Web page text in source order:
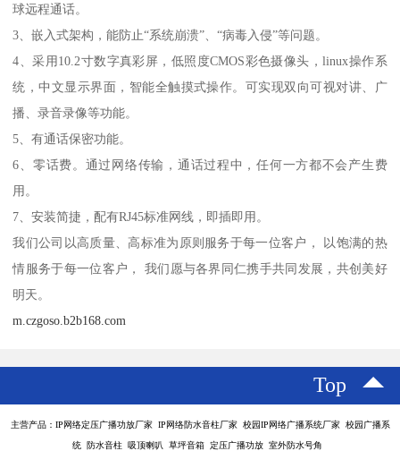
球远程通话。
3、嵌入式架构，能防止“系统崩溃”、“病毒入侵”等问题。
4、采用10.2寸数字真彩屏，低照度CMOS彩色摄像头，linux操作系
统，中文显示界面，智能全触摸式操作。可实现双向可视对讲、广
播、录音录像等功能。
5、有通话保密功能。
6、零话费。通过网络传输，通话过程中，任何一方都不会产生费
用。
7、安装简捷，配有RJ45标准网线，即插即用。
我们公司以高质量、高标准为原则服务于每一位客户， 以饱满的热
情服务于每一位客户， 我们愿与各界同仁携手共同发展，共创美好
明天。
m.czgoso.b2b168.com
Top
主营产品：IP网络定压广播功放厂家 IP网络防水音柱厂家 校园IP网络广播系统厂家 校园广播系
统 防水音柱 吸顶喇叭 草坪音箱 定压广播功放 室外防水号角